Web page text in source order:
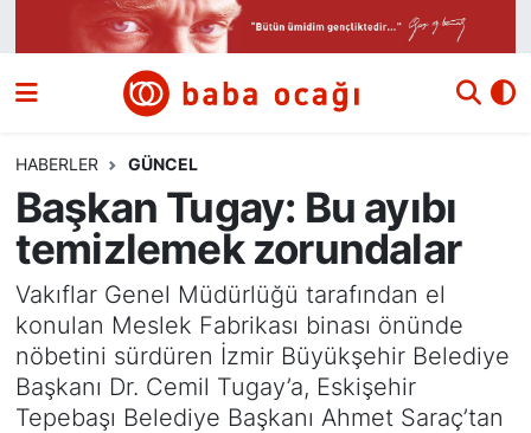
HABERLER GÜNCEL
Başkan Tugay: Bu ayıbı
temizlemek zorundalar
Vakıflar Genel Müdürlüğü tarafından el
konulan Meslek Fabrikası binası önünde
nöbetini sürdüren İzmir Büyükşehir Belediye
Başkanı Dr. Cemil Tugay’a, Eskişehir
Tepebaşı Belediye Başkanı Ahmet Saraç’tan
Siyaset
Ekonomi
Dünya
Kültür ve Sanat
Eğitim
Nöbetçi Eczaneler
Hava Durumu
Namaz Vakitleri
Trafik Durumu
Süper Lig Puan Durumu ve Fikstür
Tüm Manşetler